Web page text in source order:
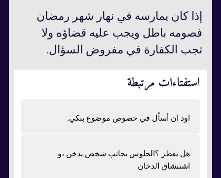
إذا كان يمارسه في نهار شهر رمضان
فصومه باطل ويجب عليه قضاؤه ولا
تجب الكفارة في مفروض السؤال.
استفتاءات مرتبطة
اود ان أسأل في خصوص موضوع بنكي.
هل يفطر ؟الجلوس بجانب شخص يدخن ،و
اشتنشاق الدخان